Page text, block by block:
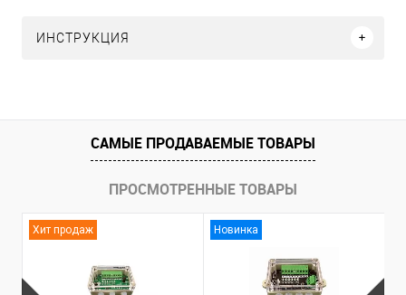
ИНСТРУКЦИЯ
САМЫЕ ПРОДАВАЕМЫЕ ТОВАРЫ
ПРОСМОТРЕННЫЕ ТОВАРЫ
Хит продаж Новинка